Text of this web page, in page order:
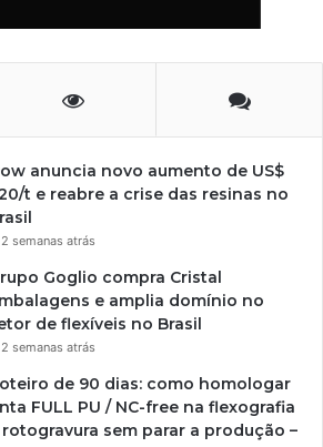
anuncia novo aumento de US$
t e reabre a crise das resinas no
2 semanas atrás
Goglio compra Cristal
e amplia domínio no
de flexíveis no Brasil
2 semanas atrás
de 90 dias: como homologar
FULL PU / NC-free na flexografia
rotogravura sem parar a produção –